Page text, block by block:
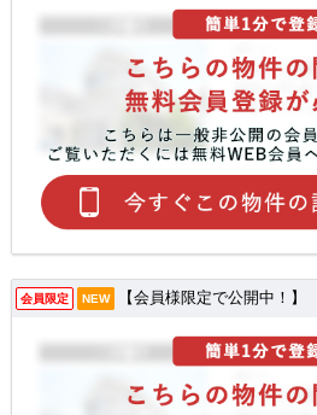
会員限定 NEW 【会員様限定で公開中！】